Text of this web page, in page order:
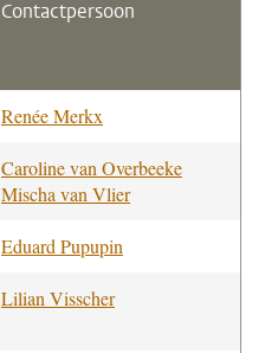
Contactpersoon
Renée Merkx
Caroline van Overbeeke
Mischa van Vlier
Eduard Pupupin
Lilian Visscher